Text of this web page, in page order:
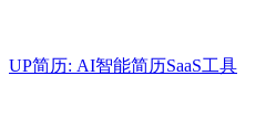
UP简历: AI智能简历SaaS工具